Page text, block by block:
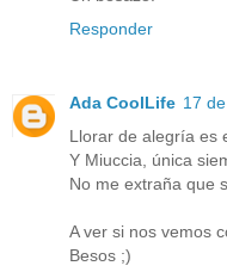
Responder
Ada CoolLife 17
Llorar de alegría es
Y Miuccia, única
No me extraña que
A ver si nos vemos
Besos ;)